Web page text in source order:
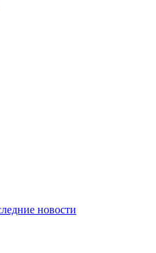
новости